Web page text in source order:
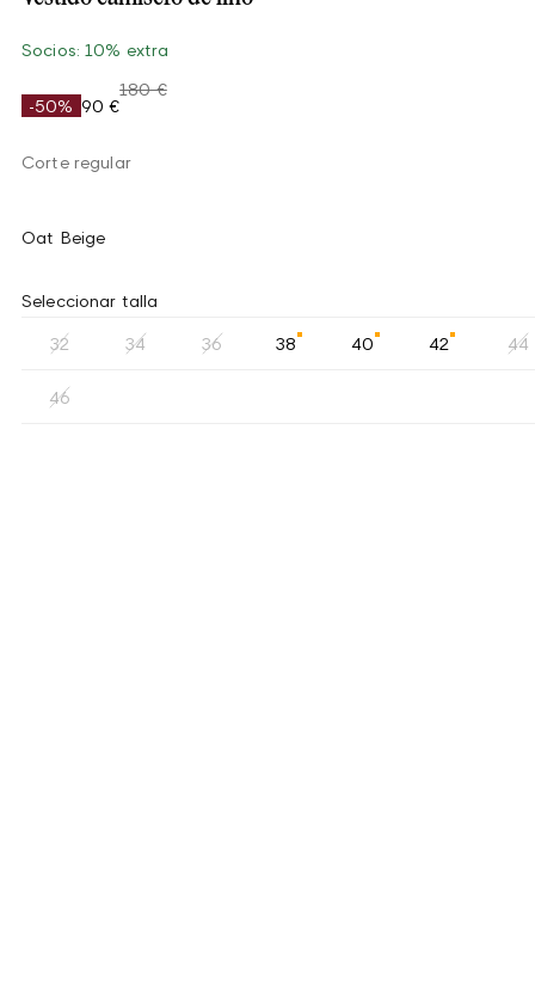
Socios: 10% extra
-50% 90 €
180 €
Corte regular
Oat Beige
Seleccionar talla
32 34 36 38 40 42 44
46